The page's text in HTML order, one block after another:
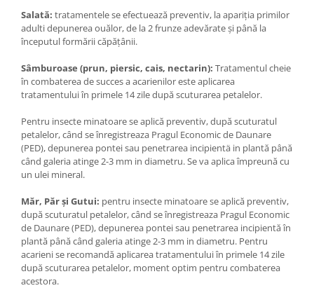
Salată: tratamentele se efectuează preventiv, la apariția primilor
adulti depunerea ouălor, de la 2 frunze adevărate şi până la
începutul formării căpăţânii.
Sâmburoase (prun, piersic, cais, nectarin): Tratamentul cheie
în combaterea de succes a acarienilor este aplicarea
tratamentului în primele 14 zile după scuturarea petalelor.
Pentru insecte minatoare se aplică preventiv, după scuturatul
petalelor, când se înregistreaza Pragul Economic de Daunare
(PED), depunerea pontei sau penetrarea incipientä in plantă până
când galeria atinge 2-3 mm in diametru. Se va aplica împreună cu
un ulei mineral.
Măr, Păr şi Gutui: pentru insecte minatoare se aplică preventiv,
după scuturatul petalelor, când se înregistreaza Pragul Economic
de Daunare (PED), depunerea pontei sau penetrarea incipientă în
plantă până când galeria atinge 2-3 mm in diametru. Pentru
acarieni se recomandă aplicarea tratamentului în primele 14 zile
după scuturarea petalelor, moment optim pentru combaterea
acestora.